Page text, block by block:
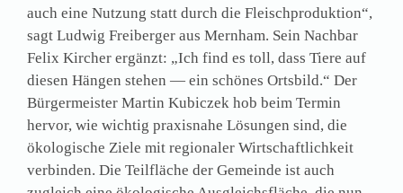
auch eine Nutzung statt durch die Fleischproduktion“,
sagt Ludwig Freiberger aus Mernham. Sein Nachbar
Felix Kircher ergänzt: „Ich find es toll, dass Tiere auf
diesen Hängen stehen — ein schönes Ortsbild.“ Der
Bürgermeister Martin Kubiczek hob beim Termin
hervor, wie wichtig praxisnahe Lösungen sind, die
ökologische Ziele mit regionaler Wirtschaftlichkeit
verbinden. Die Teilfläche der Gemeinde ist auch